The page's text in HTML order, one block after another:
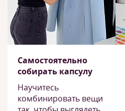
Самостоятельно
собирать капсулу
Научитесь
комбинировать вещи